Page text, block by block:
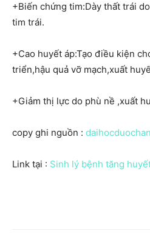
+Biến chứng tim:Dày thất trái
tim trái.
+Cao huyết áp:Tạo điều kiện
triển,hậu quả vỡ mạch,xuất
+Giảm thị lực do phù nề ,xuất
copy ghi nguồn :
Link tại : Sinh lý bệnh tăng